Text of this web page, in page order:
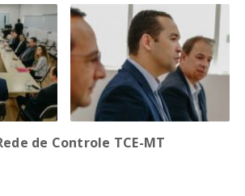
de Controle TCE-MT